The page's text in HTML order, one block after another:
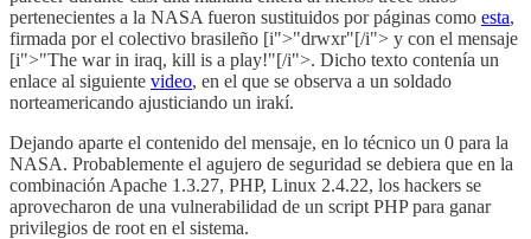
pertenecientes a la NASA fueron sustituidos por páginas como esta,
firmada por el colectivo brasileño [i">"drwxr"[/i"> y con el mensaje
[i">"The war in iraq, kill is a play!"[/i">. Dicho texto contenía un
enlace al siguiente video, en el que se observa a un soldado
norteamericando ajusticiando un irakí.
Dejando aparte el contenido del mensaje, en lo técnico un 0 para la
NASA. Probablemente el agujero de seguridad se debiera que en la
combinación Apache 1.3.27, PHP, Linux 2.4.22, los hackers se
aprovecharon de una vulnerabilidad de un script PHP para ganar
privilegios de root en el sistema.